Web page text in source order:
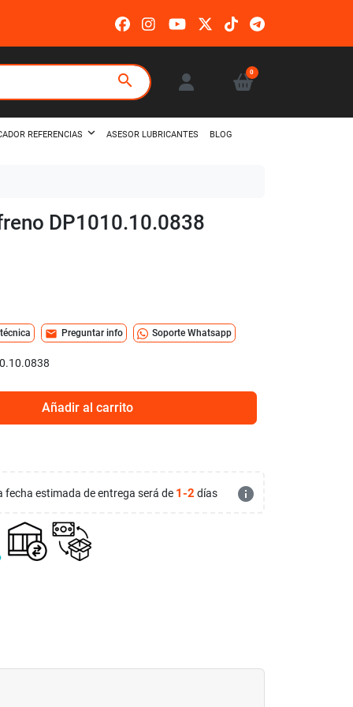
search 0
REFERENCIAS ASESOR LUBRICANTES BLOG
DP1010.10.0838
mail Preguntar info Soporte Whatsapp
Añadir al carrito
fecha estimada de entrega será de 1-2 días info